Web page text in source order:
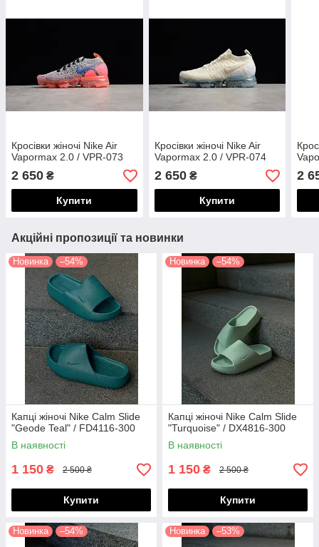
Кросівки жіночі Nike Air
Vapormax 2.0 / VPR-073
2 650 ₴
Купити
Кросівки жіночі Nike Air
Vapormax 2.0 / VPR-074
2 650₴
Купити
2
Акційні пропозиції та новинки
Новинка –54%
Капці жіночі Nike Calm Slide
"Geode Teal" / FD4116-300
В наявності
1 150 ₴ 2 500 ₴
Купити
Новинка –54%
Капці жіночі Nike Calm Slide
"Turquoise" / DX4816-300
В наявності
1 150 ₴ 2 500 ₴
Купити
Новинка –54% Новинка –53%